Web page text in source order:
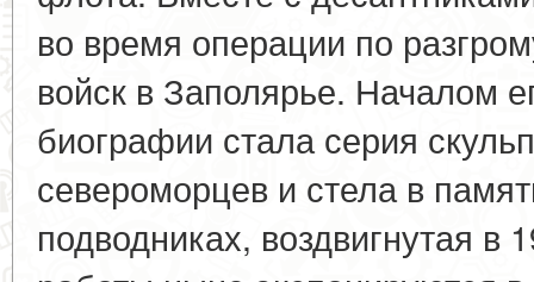
во время операции по
войск в Заполярье. Началом
биографии стала серия
североморцев и стела в
подводниках, воздвигнутая в